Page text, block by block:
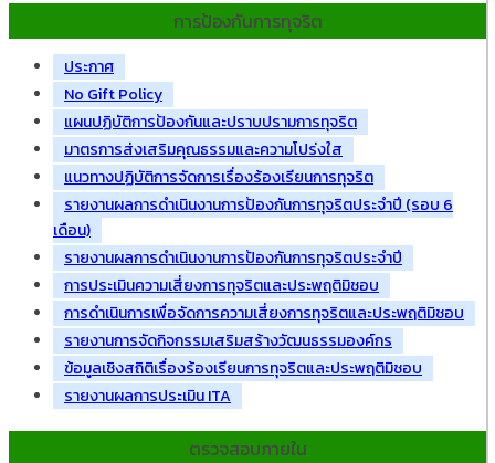
การป้องกันการทุจริต
ประกาศ
No Gift Policy
แผนปฏิบัติการป้องกันและปราบปรามการทุจริต
มาตรการส่งเสริมคุณธรรมและความโปร่งใส
แนวทางปฏิบัติการจัดการเรื่องร้องเรียนการทุจริต
รายงานผลการดำเนินงานการป้องกันการทุจริตประจำปี (รอบ 6
เดือน)
รายงานผลการดำเนินงานการป้องกันการทุจริตประจำปี
การประเมินความเสี่ยงการทุจริตและประพฤติมิชอบ
การดำเนินการเพื่อจัดการความเสี่ยงการทุจริตและประพฤติมิชอบ
รายงานการจัดกิจกรรมเสริมสร้างวัฒนธรรมองค์กร
ข้อมูลเชิงสถิติเรื่องร้องเรียนการทุจริตและประพฤติมิชอบ
รายงานผลการประเมิน ITA
ตรวจสอบภายใน